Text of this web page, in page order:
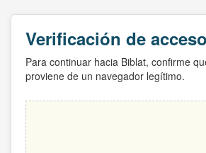
Verificación de acceso
Para continuar hacia Biblat, confirme
proviene de un navegador legítimo.